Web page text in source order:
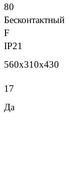
80
Бесконтактный
F
IP21
560х310х430
17
Да